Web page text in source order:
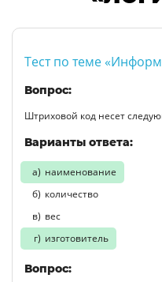
Тест по теме
Вопрос:
Штриховой код несет
Варианты ответа:
наименование
количество
вес
изготовитель
Вопрос: